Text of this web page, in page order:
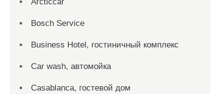
Bosch Service
Business Hotel, гостиничный комплекс
Car wash, автомойка
Casablanca, гостевой дом